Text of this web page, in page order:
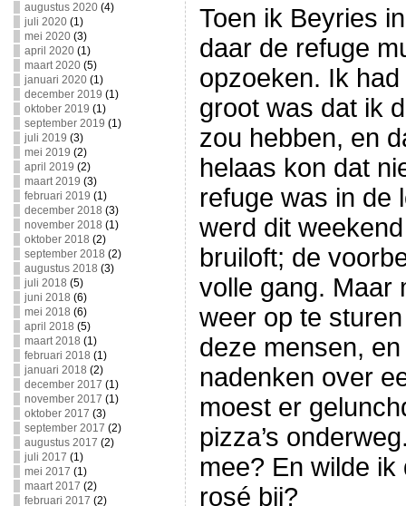
augustus 2020(4)
juli 2020(1)
mei 2020(3)
april 2020(1)
maart 2020(5)
januari 2020(1)
december 2019 (1)
oktober 2019 (1)
september 2019 (1)
juli 2019 (3)
mei 2019 (2)
april 2019 (2)
maart 2019 (3)
februari 2019 (1)
december 2018 (3)
november 2018 (1)
oktober 2018 (2)
september 2018 (2)
augustus 2018 (3)
juli 2018 (5)
juni 2018 (6)
mei 2018 (6)
april 2018 (5)
maart 2018 (1)
februari 2018 (1)
januari 2018 (2)
december 2017 (1)
november 2017 (1)
oktober 2017 (3)
september 2017 (2)
augustus 2017 (2)
juli 2017 (1)
mei 2017 (1)
maart 2017 (2)
februari 2017 (2)
Toen ik Beyries
daar de refuge
opzoeken. Ik
groot was dat ik
zou hebben, en
helaas kon dat
refuge was in de
werd dit
bruiloft; de
volle gang. Maar
weer op te
deze mensen,
nadenken over
moest er
pizza’s
mee? En wilde
rosé bij?